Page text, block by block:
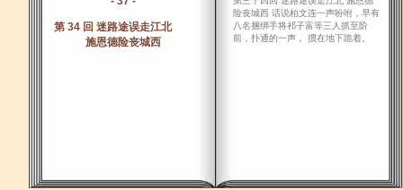
第 34 回 迷路途误走江北
施恩德险丧城西
险丧城西 话说柏文连一声吩咐，早有
八名捆绑手将祁子富等三人抓至阶
前，扑通的一声， 掼在地下跪着。